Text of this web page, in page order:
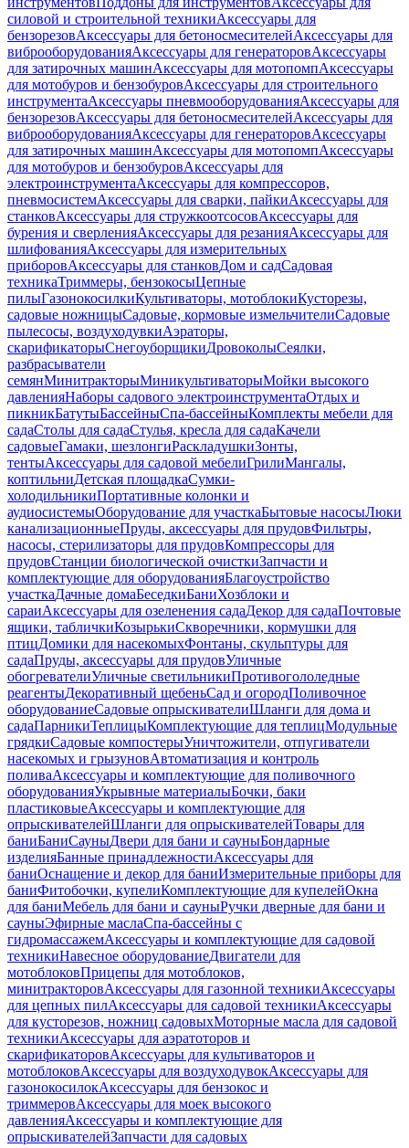
силовой и строительной техникиАксессуары для
бензорезовАксессуары для бетоносмесителейАксессуары для
виброоборудованияАксессуары для генераторовАксессуары
для затирочных машинАксессуары для мотопомпАксессуары
для мотобуров и бензобуровАксессуары для строительного
инструментаАксессуары пневмооборудованияАксессуары для
бензорезовАксессуары для бетоносмесителейАксессуары для
виброоборудованияАксессуары для генераторовАксессуары
для затирочных машинАксессуары для мотопомпАксессуары
для мотобуров и бензобуровАксессуары для
электроинструментаАксессуары для компрессоров,
пневмосистемАксессуары для сварки, пайкиАксессуары для
станковАксессуары для стружкоотсосовАксессуары для
бурения и сверленияАксессуары для резанияАксессуары для
шлифованияАксессуары для измерительных
приборовАксессуары для станковДом и садСадовая
техникаТриммеры, бензокосыЦепные
пилыГазонокосилкиКультиваторы, мотоблокиКусторезы,
садовые ножницыСадовые, кормовые измельчителиСадовые
пылесосы, воздуходувкиАэраторы,
скарификаторыСнегоуборщикиДровоколыСеялки,
разбрасыватели
семянМинитракторыМиникультиваторыМойки высокого
давленияНаборы садового электроинструментаОтдых и
пикникБатутыБассейныСпа-бассейныКомплекты мебели для
садаСтолы для садаСтулья, кресла для садаКачели
садовыеГамаки, шезлонгиРаскладушкиЗонты,
тентыАксессуары для садовой мебелиГрилиМангалы,
коптильниДетская площадкаСумки-
холодильникиПортативные колонки и
аудиосистемыОборудование для участкаБытовые насосыЛюки
канализационныеПруды, аксессуары для прудовФильтры,
насосы, стерилизаторы для прудовКомпрессоры для
прудовСтанции биологической очисткиЗапчасти и
комплектующие для оборудованияБлагоустройство
участкаДачные домаБеседкиБаниХозблоки и
сараиАксессуары для озеленения садаДекор для садаПочтовые
ящики, табличкиКозырькиСкворечники, кормушки для
птицДомики для насекомыхФонтаны, скульптуры для
садаПруды, аксессуары для прудовУличные
обогревателиУличные светильникиПротивогололедные
реагентыДекоративный щебеньСад и огородПоливочное
оборудованиеСадовые опрыскивателиШланги для дома и
садаПарникиТеплицыКомплектующие для теплицМодульные
грядкиСадовые компостерыУничтожители, отпугиватели
насекомых и грызуновАвтоматизация и контроль
поливаАксессуары и комплектующие для поливочного
оборудованияУкрывные материалыБочки, баки
пластиковыеАксессуары и комплектующие для
опрыскивателейШланги для опрыскивателейТовары для
баниБаниСауныДвери для бани и сауныБондарные
изделияБанные принадлежностиАксессуары для
баниОснащение и декор для баниИзмерительные приборы для
баниФитобочки, купелиКомплектующие для купелейОкна
для баниМебель для бани и сауныРучки дверные для бани и
сауныЭфирные маслаСпа-бассейны с
гидромассажемАксессуары и комплектующие для садовой
техникиНавесное оборудованиеДвигатели для
мотоблоковПрицепы для мотоблоков,
минитракторовАксессуары для газонной техникиАксессуары
для цепных пилАксессуары для садовой техникиАксессуары
для кусторезов, ножниц садовыхМоторные масла для садовой
техникиАксессуары для аэратоторов и
скарификаторовАксессуары для культиваторов и
мотоблоковАксессуары для воздуходувокАксессуары для
газонокосилокАксессуары для бензокос и
триммеровАксессуары для моек высокого
давленияАксессуары и комплектующие для
опрыскивателейЗапчасти для садовых